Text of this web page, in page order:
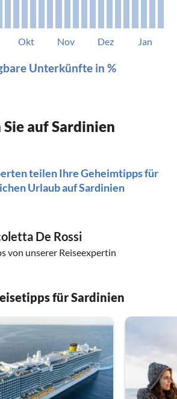
Okt Nov Dez Jan
Unterkünfte in %
auf Sardinien
teilen Ihre Geheimtipps für
Urlaub auf Sardinien
De Rossi
von unserer Reiseexpertin
für Sardinien